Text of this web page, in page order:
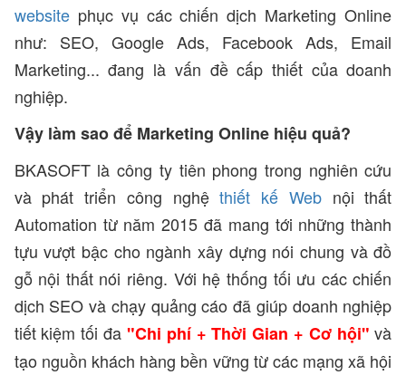
websitephục vụ các chiến dịch Marketing Online
như: SEO, Google Ads, Facebook Ads, Email
Marketing... đang là vấn đề cấp thiết của doanh
nghiệp.
Vậy làm sao để Marketing Online hiệu quả?
BKASOFT là công ty tiên phong trong nghiên cứu
và phát triển công nghệthiết kế Webnội thất
Automation từ năm 2015 đã mang tới những thành
tựu vượt bậc cho ngành xây dựng nói chung và đồ
gỗ nội thất nói riêng. Với hệ thống tối ưu các chiến
dịch SEO và chạy quảng cáo đã giúp doanh nghiệp
tiết kiệm tối đa "Chi phí + Thời Gian + Cơ hội" và
tạo nguồn khách hàng bền vững từ các mạng xã hội